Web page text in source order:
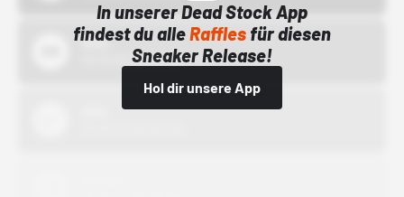
In unserer Dead Stock App
findest du alleRafflesfür diesen
Sneaker Release!
Hol dir unsere App
Bstn
01.10.22 00:00 Uhr